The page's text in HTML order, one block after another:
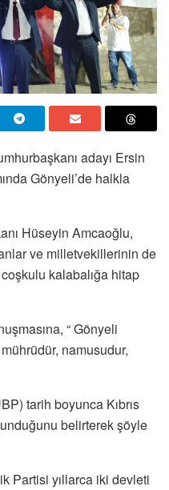
adayı Ersin
Gönyeli’de halkla
Hüseyin Amcaoğlu,
ve milletvekillerinin de
coşkulu kalabalığa hitap
“ Gönyeli
namusudur,
tarih boyunca Kıbrıs
belirterek şöyle
Partisi yıllarca iki devleti